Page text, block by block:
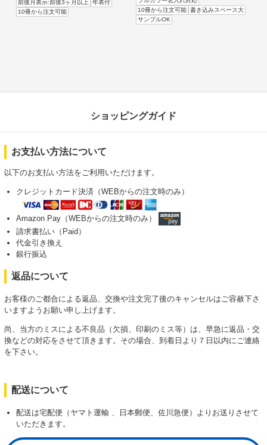
前後月表示:前後3ヶ月以上
年表付
10冊から注文可能
10冊から注文可能 書き込みスペース大
サンプルOK
ショッピングガイド
お支払い方法について
以下のお支払い方法をご利用いただけます。
クレジットカード決済（WEBからの注文時のみ）
Amazon Pay（WEBからの注文時のみ）
請求書払い（Paid）
代金引き換え
銀行振込
返品について
お客様のご都合による返品、交換や注文完了後のキャンセルはご容赦下さ
いますようお願い申し上げます。
尚、当方のミスによる不良品（欠損、印刷のミス等）は、早急に返品・交
換などの対応をさせて頂きます。その場合、到着日より７日以内にご連絡
を下さい。
配送について
配送は宅配便（ヤマト運輸 、日本郵便、佐川急便）よりお送りさせて
いただきます。